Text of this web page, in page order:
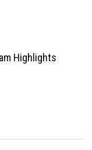
Highlights